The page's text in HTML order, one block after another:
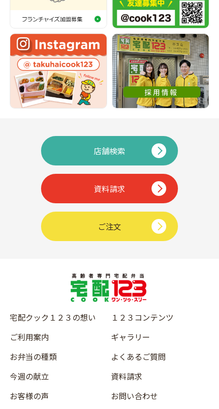
店舗検索
資料請求
ご注文
宅配クック１２３の想い
ご利用案内
お弁当の種類
今週の献立
お客様の声
１２３コンテンツ
ギャラリー
よくあるご質問
資料請求
お問い合わせ